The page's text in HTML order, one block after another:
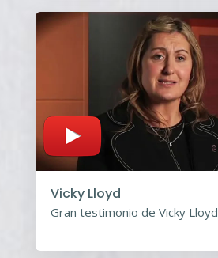
Vicky Lloyd
Gran testimonio de Vicky Lloyd